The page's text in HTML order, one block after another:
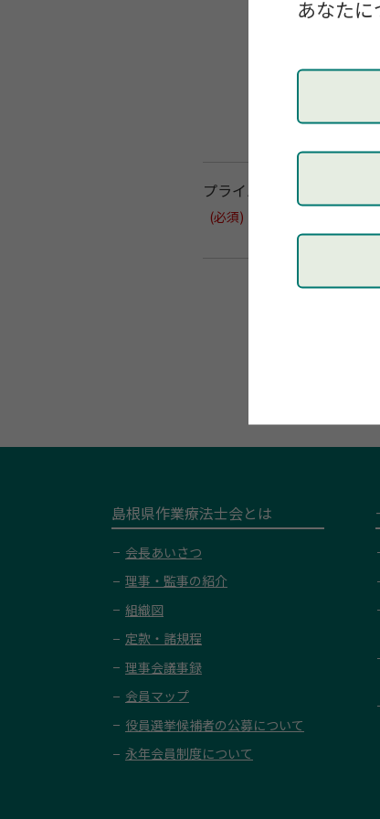
あなた
プライバシーポリシーへの
(必須)
島根県作業療法士会とは
会長あいさつ
理事・監事の紹介
組織図
定款・諸規程
理事会議事録
会員マップ
役員選挙候補者の公募について
永年会員制度について